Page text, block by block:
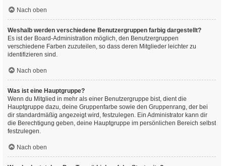
Nach oben
Weshalb werden verschiedene Benutzergruppen farbig dargestellt?
Es ist der Board-Administration möglich, den Benutzergruppen
verschiedene Farben zuzuteilen, so dass deren Mitglieder leichter zu
identifizieren sind.
Nach oben
Was ist eine Hauptgruppe?
Wenn du Mitglied in mehr als einer Benutzergruppe bist, dient die
Hauptgruppe dazu, deine Gruppenfarbe sowie den Gruppenrang, der bei
dir standardmäßig angezeigt wird, festzulegen. Ein Administrator kann dir
die Berechtigung geben, deine Hauptgruppe im persönlichen Bereich selbst
festzulegen.
Nach oben